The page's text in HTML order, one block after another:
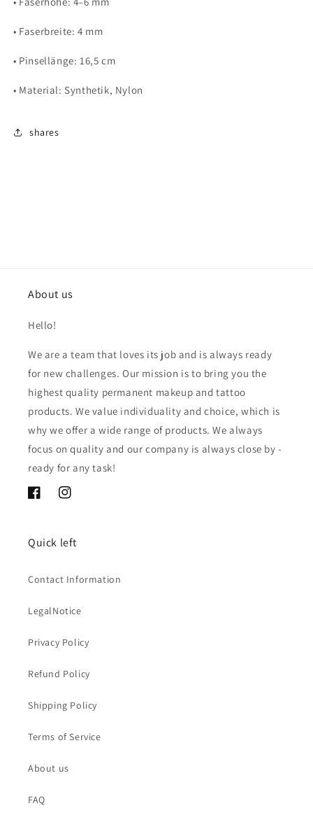
• Faserbreite: 4 mm
• Pinsellänge: 16,5 cm
• Material: Synthetik, Nylon
shares
About us
Hello!
We are a team that loves its job and is always ready
for new challenges. Our mission is to bring you the
highest quality permanent makeup and tattoo
products. We value individuality and choice, which is
why we offer a wide range of products. We always
focus on quality and our company is always close by -
ready for any task!
FacebookInstagram
Quick left
Contact Information
LegalNotice
Privacy Policy
Refund Policy
Shipping Policy
Terms of Service
About us
FAQ